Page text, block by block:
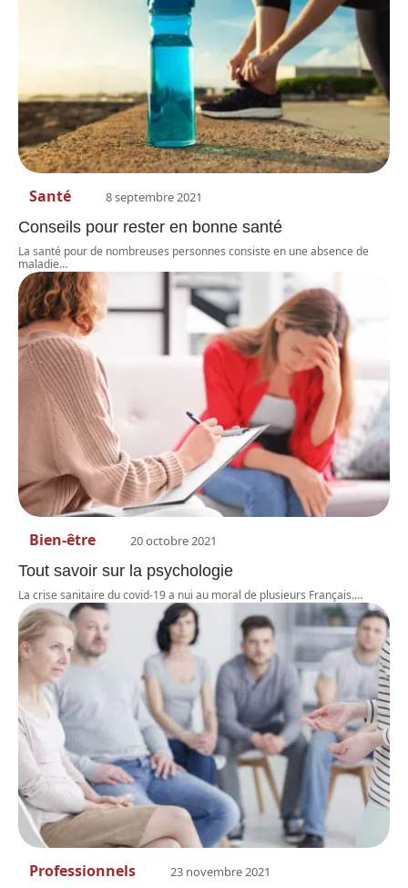
Santé 8 septembre 2021
Conseils pour rester en bonne santé
La santé pour de nombreuses personnes consiste en une absence de
maladie…
Bien-être 20 octobre 2021
Tout savoir sur la psychologie
La crise sanitaire du covid-19 a nui au moral de plusieurs Français.…
Professionnels 23 novembre 2021